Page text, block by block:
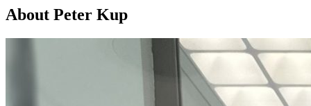
About Peter Kup